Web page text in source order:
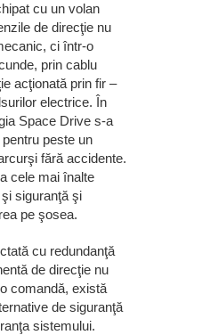
cu un volan
de direcţie nu
ci într-o
prin cablu
acţionată prin fir –
electrice. În
Space Drive s-a
peste un
fără accidente.
cele mai înalte
siguranţă şi
pe şosea.
cu redundanţă
de direcţie nu
comandă, există
de siguranţă
sistemului.